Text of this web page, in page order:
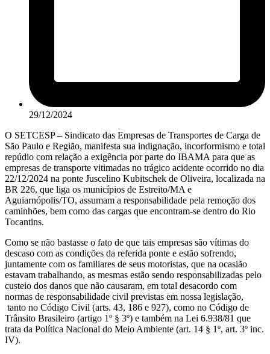
29/12/2024
O SETCESP – Sindicato das Empresas de Transportes de Carga de
São Paulo e Região, manifesta sua indignação, incorformismo e total
repúdio com relação a exigência por parte do IBAMA para que as
empresas de transporte vitimadas no trágico acidente ocorrido no dia
22/12/2024 na ponte Juscelino Kubitschek de Oliveira, localizada na
BR 226, que liga os municípios de Estreito/MA e
Aguiarnópolis/TO, assumam a responsabilidade pela remoção dos
caminhões, bem como das cargas que encontram-se dentro do Rio
Tocantins.
Como se não bastasse o fato de que tais empresas são vítimas do
descaso com as condições da referida ponte e estão sofrendo,
juntamente com os familiares de seus motoristas, que na ocasião
estavam trabalhando, as mesmas estão sendo responsabilizadas pelo
custeio dos danos que não causaram, em total desacordo com
normas de responsabilidade civil previstas em nossa legislação,
tanto no Código Civil (arts. 43, 186 e 927), como no Código de
Trânsito Brasileiro (artigo 1º § 3º) e também na Lei 6.938/81 que
trata da Política Nacional do Meio Ambiente (art. 14 § 1º, art. 3º inc.
IV).